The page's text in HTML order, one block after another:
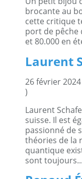
brocante au
cette critique
port de pêche
et 80.000 en
Laurent
26 février
)
Laurent
suisse. Il est
passionné de
théories de la
quantique
sont toujours...